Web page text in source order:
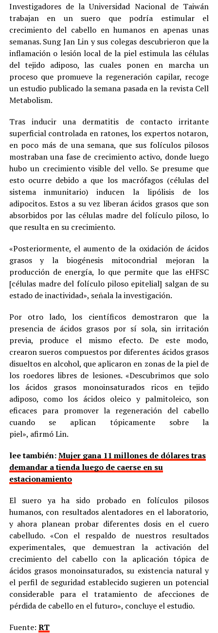
Investigadores de la Universidad Nacional de Taiwán
trabajan en un suero que podría estimular el
crecimiento del cabello en humanos en apenas unas
semanas. Sung Jan Lin y sus colegas descubrieron que la
inflamación o lesión local de la piel estimula las células
del tejido adiposo, las cuales ponen en marcha un
proceso que promueve la regeneración capilar, recoge
un estudio publicado la semana pasada en la revista Cell
Metabolism.
Tras inducir una dermatitis de contacto irritante
superficial controlada en ratones, los expertos notaron,
en poco más de una semana, que sus folículos pilosos
mostraban una fase de crecimiento activo, donde luego
hubo un crecimiento visible del vello. Se presume que
esto ocurre debido a que los macrófagos (células del
sistema inmunitario) inducen la lipólisis de los
adipocitos. Estos a su vez liberan ácidos grasos que son
absorbidos por las células madre del folículo piloso, lo
que resulta en su crecimiento.
«Posteriormente, el aumento de la oxidación de ácidos
grasos y la biogénesis mitocondrial mejoran la
producción de energía, lo que permite que las eHFSC
[células madre del folículo piloso epitelial] salgan de su
estado de inactividad», señala la investigación.
Por otro lado, los científicos demostraron que la
presencia de ácidos grasos por sí sola, sin irritación
previa, produce el mismo efecto. De este modo,
crearon sueros compuestos por diferentes ácidos grasos
disueltos en alcohol, que aplicaron en zonas de la piel de
los roedores libres de lesiones. «Descubrimos que solo
los ácidos grasos monoinsaturados ricos en tejido
adiposo, como los ácidos oleico y palmitoleico, son
eficaces para promover la regeneración del cabello
cuando se aplican tópicamente sobre la
piel», afirmó Lin.
lee también:Mujer gana 11 millones de dólares tras
demandar a tienda luego de caerse en su
estacionamiento
El suero ya ha sido probado en folículos pilosos
humanos, con resultados alentadores en el laboratorio,
y ahora planean probar diferentes dosis en el cuero
cabelludo. «Con el respaldo de nuestros resultados
experimentales, que demuestran la activación del
crecimiento del cabello con la aplicación tópica de
ácidos grasos monoinsaturados, su existencia natural y
el perfil de seguridad establecido sugieren un potencial
considerable para el tratamiento de afecciones de
pérdida de cabello en el futuro», concluye el estudio.
Fuente: RT